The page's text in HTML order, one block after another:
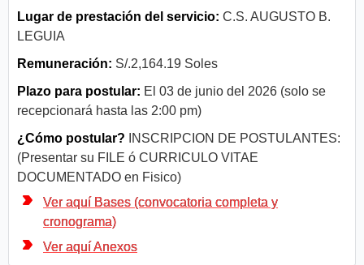
Lugar de prestación del servicio: C.S. AUGUSTO B.
LEGUIA
Remuneración: S/.2,164.19 Soles
Plazo para postular: El 03 de junio del 2026 (solo se
recepcionará hasta las 2:00 pm)
¿Cómo postular? INSCRIPCION DE POSTULANTES:
(Presentar su FILE ó CURRICULO VITAE
DOCUMENTADO en Fisico)
Ver aquí Bases (convocatoria completa y
cronograma)
Ver aquí Anexos